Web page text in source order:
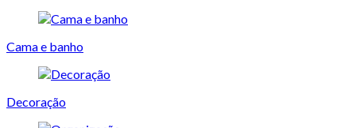
Cama e banho
Decoração